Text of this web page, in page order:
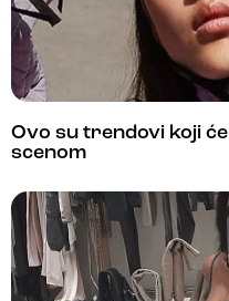
Ovo su trendovi koji
scenom